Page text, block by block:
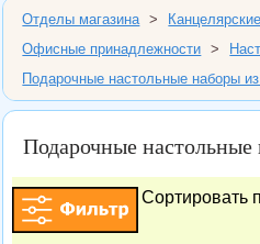
Отделы магазина >
Офисные принадлежности
>
Подарочные настольные наборы
Подарочные
Сортировать